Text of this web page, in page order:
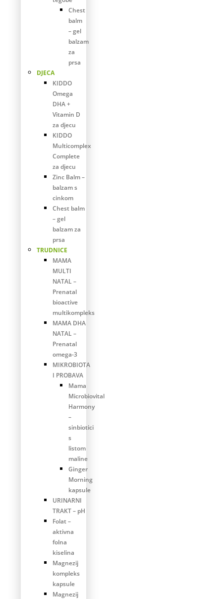
Chest
balm
– gel
balzam
za
prsa
DJECA
KIDDO
Omega
DHA +
Vitamin D
za djecu
KIDDO
Multicomplex
Complete
za djecu
Zinc Balm –
balzam s
cinkom
Chest balm
– gel
balzam za
prsa
TRUDNICE
MAMA
MULTI
NATAL –
Prenatal
bioactive
multikompleks
MAMA DHA
NATAL –
Prenatal
omega-3
MIKROBIOTA
I PROBAVA
Mama
Microbiovital
Harmony
–
sinbiotici
s
listom
maline
Ginger
Morning
kapsule
URINARNI
TRAKT – pH
Folat –
aktivna
folna
kiselina
Magnezij
kompleks
kapsule
Magnezij